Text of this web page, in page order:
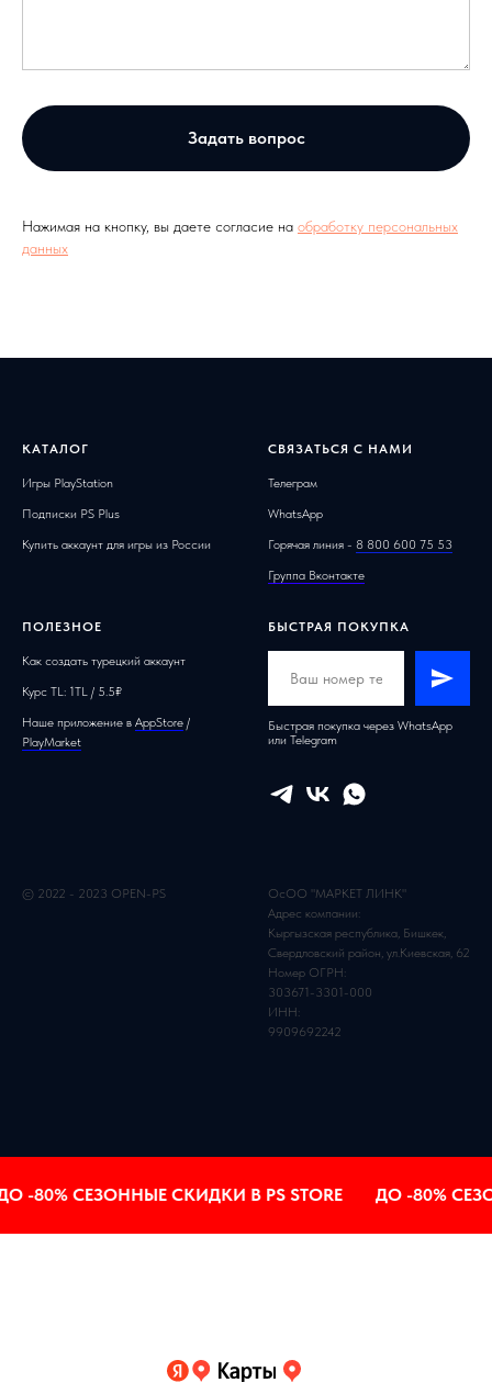
Задать вопрос
Нажимая на кнопку, вы даете согласие на обработку персональных
данных
КАТАЛОГ
Игры PlayStation
Подписки PS Plus
Купить аккаунт для игры из России
СВЯЗАТЬСЯ С НАМИ
Телеграм
WhatsApp
Горячая линия - 8 800 600 75 53
Группа Вконтакте
ПОЛЕЗНОЕ
Как создать турецкий аккаунт
Курс TL: 1TL / 5.5₽
Наше приложение в AppStore /
PlayMarket
БЫСТРАЯ ПОКУПКА
Быстрая покупка через WhatsApp
или Telegram
© 2022 - 2023 OPEN-PS
ОсОО "МАРКЕТ ЛИНК"
Адрес компании:
Кыргызская республика, Бишкек,
Свердловский район, ул.Киевская, 62
Номер ОГРН:
303671-3301-000
ИНН:
9909692242
СЕЗОННЫЕ СКИДКИ В PS STORE ДО -80%